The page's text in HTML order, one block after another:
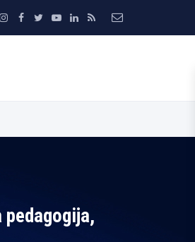
pedagogija,